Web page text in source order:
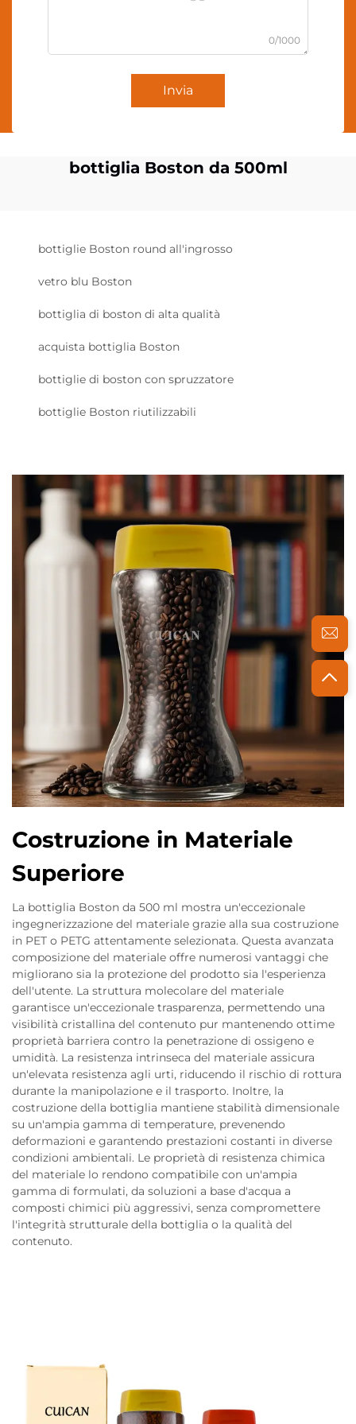
0/1000
Invia
bottiglia Boston da 500ml
bottiglie Boston round all'ingrosso
vetro blu Boston
bottiglia di boston di alta qualità
acquista bottiglia Boston
bottiglie di boston con spruzzatore
bottiglie Boston riutilizzabili
Costruzione in Materiale
Superiore
La bottiglia Boston da 500 ml mostra un'eccezionale
ingegnerizzazione del materiale grazie alla sua costruzione
in PET o PETG attentamente selezionata. Questa avanzata
composizione del materiale offre numerosi vantaggi che
migliorano sia la protezione del prodotto sia l'esperienza
dell'utente. La struttura molecolare del materiale
garantisce un'eccezionale trasparenza, permettendo una
visibilità cristallina del contenuto pur mantenendo ottime
proprietà barriera contro la penetrazione di ossigeno e
umidità. La resistenza intrinseca del materiale assicura
un'elevata resistenza agli urti, riducendo il rischio di rottura
durante la manipolazione e il trasporto. Inoltre, la
costruzione della bottiglia mantiene stabilità dimensionale
su un'ampia gamma di temperature, prevenendo
deformazioni e garantendo prestazioni costanti in diverse
condizioni ambientali. Le proprietà di resistenza chimica
del materiale lo rendono compatibile con un'ampia
gamma di formulati, da soluzioni a base d'acqua a
composti chimici più aggressivi, senza compromettere
l'integrità strutturale della bottiglia o la qualità del
contenuto.